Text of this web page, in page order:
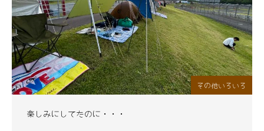
その他いろいろ
楽しみにしてたのに・・・